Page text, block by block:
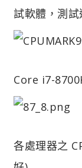
試軟體，測
Core i7-
各處理器之